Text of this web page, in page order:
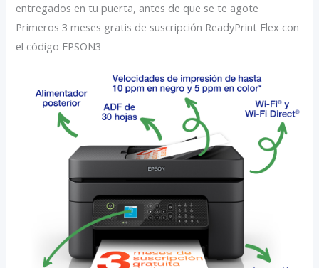
entregados en tu puerta, antes de que se te agote
Primeros 3 meses gratis de suscripción ReadyPrint Flex con
el código EPSON3